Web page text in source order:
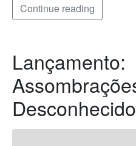
Continue reading
Lançamento: